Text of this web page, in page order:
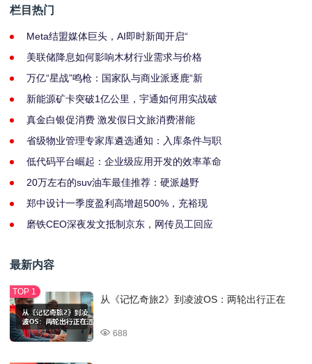
栏目热门
Meta结盟媒体巨头，AI即时新闻开启“
美联储降息如何影响木材行业需求与价格
万亿“星战”鸣枪：国家队与商业派逐鹿“新
新能源矿卡突破1亿公里，宇通如何用实战破
真金白银促消费 激发假日文旅消费潜能
省级物业管理专家库遴选通知：入库条件与职
低代码平台崛起：企业级应用开发的效率革命
20万左右的suv油车最佳推荐：硬派越野
郑中设计一季度盈利高增超500%，充裕现
磨铁CEO深夜发文抵制京东，网传员工回应
最新内容
从《记忆奇旅2》到凌波OS：两轮出行正在
688